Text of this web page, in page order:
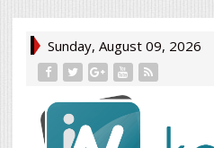
Sunday, August 09, 2026